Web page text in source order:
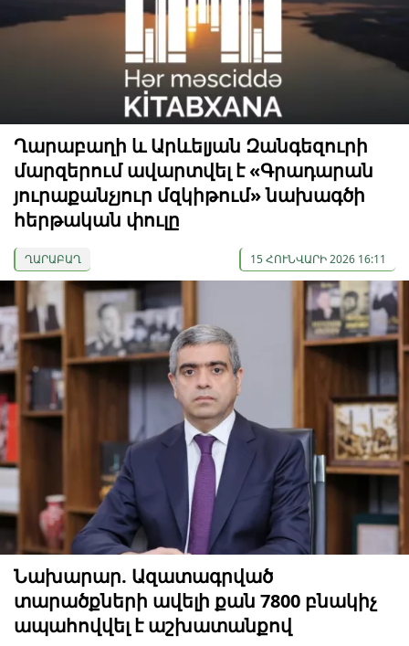
Ղարաբաղի և Արևելյան Զանգեզուրի
մարզերում ավարտվել է «Գրադարան
յուրաքանչյուր մզկիթում» նախագծի
հերթական փուլը
ՂԱՐԱԲԱՂ 15 ՀՈՒՆՎԱՐԻ 2026 16:11
Նախարար. Ազատագրված
տարածքների ավելի քան 7800 բնակիչ
ապահովվել է աշխատանքով